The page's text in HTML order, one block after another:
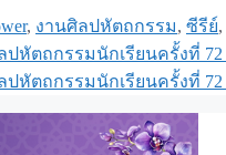
, งานศิลปหัตถกรรม, ซีรีย์,
หัตถกรรมนักเรียนครั้งที่
หัตถกรรมนักเรียนครั้งที่ 72